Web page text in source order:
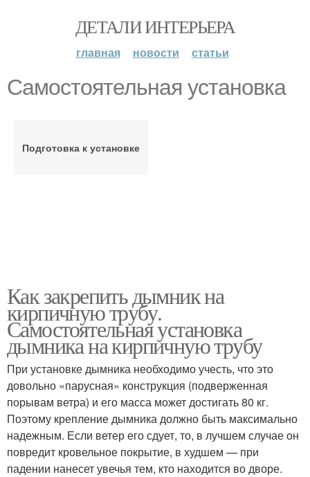
ДЕТАЛИ ИНТЕРЬЕРА
главная новости статьи
Самостоятельная установка
Подготовка к установке
Как закрепить дымник на
кирпичную трубу.
Самостоятельная установка
дымника на кирпичную трубу
При установке дымника необходимо учесть, что это
довольно «парусная» конструкция (подверженная
порывам ветра) и его масса может достигать 80 кг.
Поэтому крепление дымника должно быть максимально
надежным. Если ветер его сдует, то, в лучшем случае он
повредит кровельное покрытие, в худшем — при
падении нанесет увечья тем, кто находится во дворе.